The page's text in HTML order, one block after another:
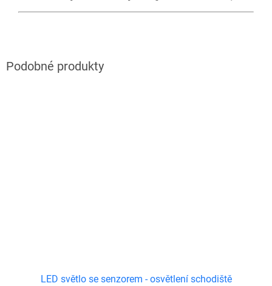
LED světlo se senzorem - osvětlení schodiště